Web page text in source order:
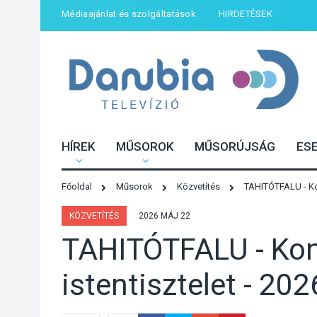
Médiaajánlat és szolgáltatások HIRDETÉSEK
HÍREK MŰSOROK MŰSORÚJSÁG
Főoldal Műsorok Közvetítés TAHITÓTFALU -
KÖZVETÍTÉS 2026 MÁJ 22
TAHITÓTFALU -
istentisztelet -